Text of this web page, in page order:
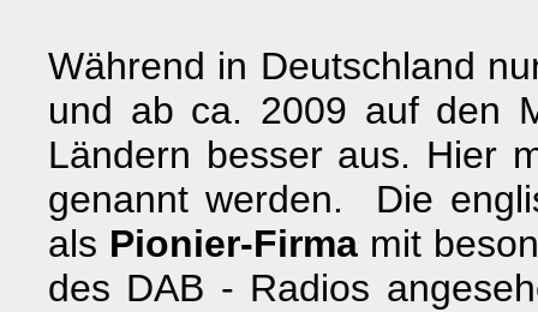
Während in Deutschland
und ab ca. 2009 auf den
Ländern besser aus. Hier
genannt werden. Die
als Pionier-Firma mit
des DAB - Radios